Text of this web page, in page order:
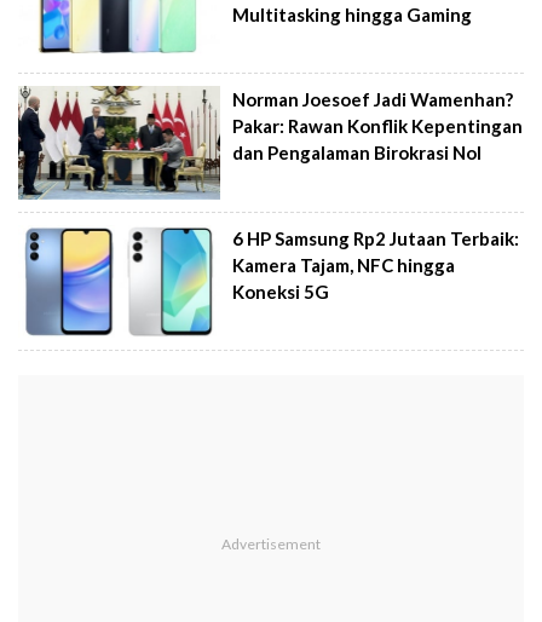
Multitasking hingga Gaming
Norman Joesoef Jadi Wamenhan?
Pakar: Rawan Konflik Kepentingan
dan Pengalaman Birokrasi Nol
6 HP Samsung Rp2 Jutaan Terbaik:
Kamera Tajam, NFC hingga
Koneksi 5G